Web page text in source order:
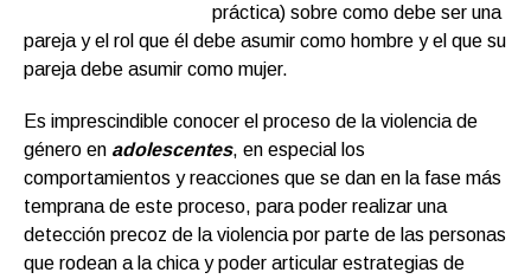
práctica) sobre como debe ser una
pareja y el rol que él debe asumir como hombre y el que su
pareja debe asumir como mujer.
Es imprescindible conocer el proceso de la violencia de
género en adolescentes, en especial los
comportamientos y reacciones que se dan en la fase más
temprana de este proceso, para poder realizar una
detección precoz de la violencia por parte de las personas
que rodean a la chica y poder articular estrategias de